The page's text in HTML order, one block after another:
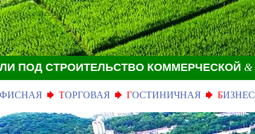
ПОД СТРОИТЕЛЬСТВО КОММЕРЧЕСКОЙ &
ФИСНАЯ ТОРГОВАЯ ГОСТИНИЧНАЯ БИЗНЕС